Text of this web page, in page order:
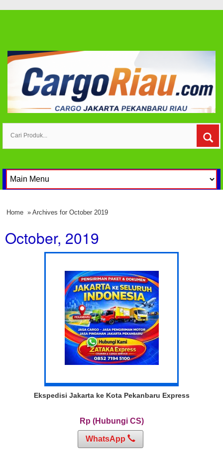
Home » Archives for October 2019
October, 2019
Ekspedisi Jakarta ke Kota Pekanbaru Express
Rp (Hubungi CS)
WhatsApp